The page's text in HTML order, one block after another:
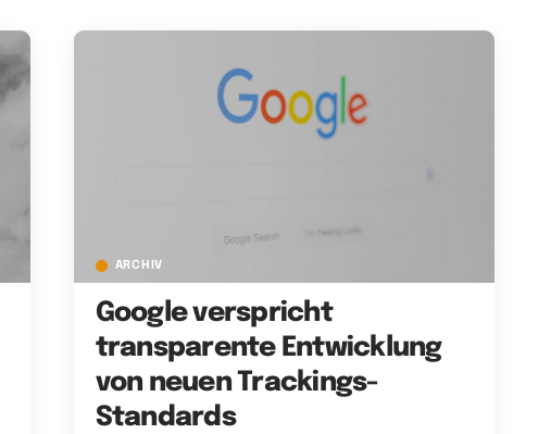
ARCHIV
Google verspricht
transparente Entwicklung
von neuen Trackings-
Standards